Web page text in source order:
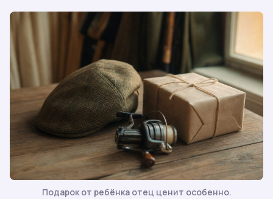
Подарок от ребёнка отец ценит особенно.